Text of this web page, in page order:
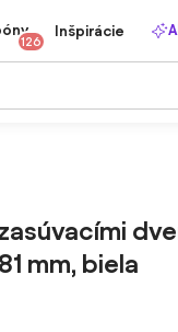
126
Inšpirácie
mm, biela